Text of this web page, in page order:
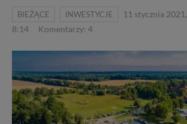
BIEŻĄCE INWESTYCJE
11 stycznia 2021,
8:14
Komentarzy: 4